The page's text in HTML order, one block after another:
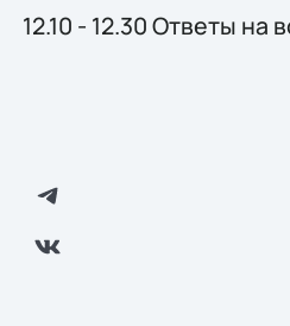
12.10 - 12.30 Ответы на